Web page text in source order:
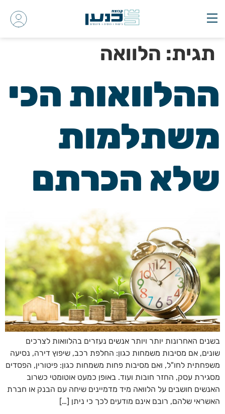
תגית: הלוואה
ההלוואות הכי
משתלמות
שלא הכרתם
בשנים האחרונות יותר ויותר אנשים נעזרים בהלוואות לצרכים
שונים, אם מסיבות משמחות כגון: החלפת רכב, שיפוץ דירה, נסיעה
משפחתית לחו"ל, ואם מסיבות פחות משמחות כגון: פיטורין, הפסדים
מסגירת עסק, החזר חובות ועוד. באופן כמעט אוטומטי כשרוב
האנשים חושבים על הלוואה מיד מדמיינים שיחה עם הבנק או חברת
האשראי שלהם, רובם אינם מודעים לכך כי ניתן […]